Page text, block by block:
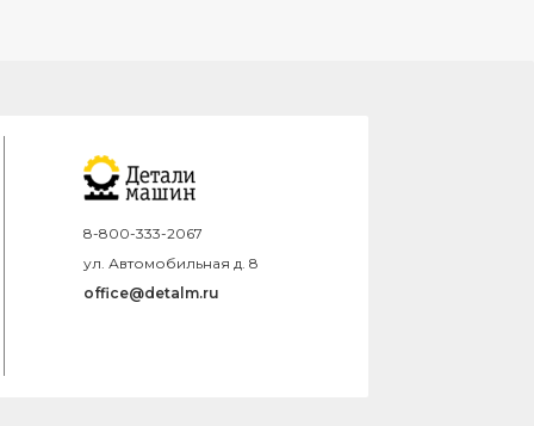
8-800-333-2067
ул. Автомобильная д. 8
office@detalm.ru